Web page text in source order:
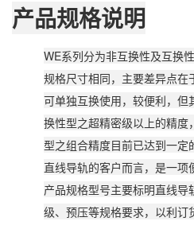
产品规格说明
WE系列分为非互换性及互换
规格尺寸相同，主要差异点在
可单独互换使用，较便利，但
换性型之超精密级以上的精度
型之组合精度目前已达到一
直线导轨的客户而言，是一项
产品规格型号主要标明直线导
级、预压等规格要求，以利订